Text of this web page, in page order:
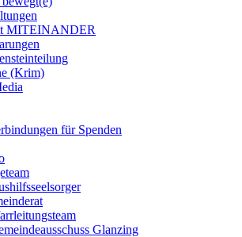
MITEINANDER
(Krim)
für Spenden
Glanzing